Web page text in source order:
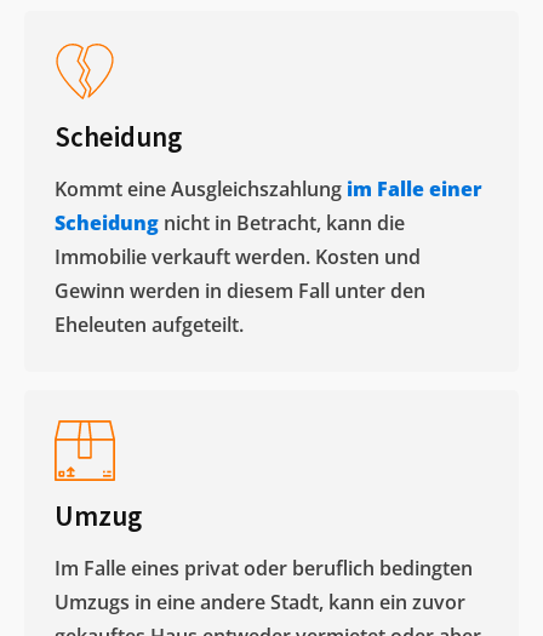
Scheidung
Kommt eine Ausgleichszahlung im Falle einer
Scheidung nicht in Betracht, kann die
Immobilie verkauft werden. Kosten und
Gewinn werden in diesem Fall unter den
Eheleuten aufgeteilt.​
Umzug
Im Falle eines privat oder beruflich bedingten
Umzugs in eine andere Stadt, kann ein zuvor